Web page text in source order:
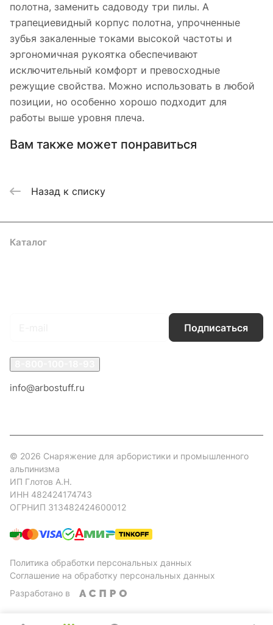
полотна, заменить садоводу три пилы. А
трапециевидный корпус полотна, упрочненные
зубья закаленные токами высокой частоты и
эргономичная рукоятка обеспечивают
исключительный комфорт и превосходные
режущие свойства. Можно использовать в любой
позиции, но особенно хорошо подходит для
работы выше уровня плеча.
Вам также может понравиться
Назад к списку
Каталог
Подписаться
info@arbostuff.ru
© 2026 Снаряжение для арбористики и промышленного
альпинизма
ИП Глотов А.Н.
ИНН 482424174743
ОГРНИП 313482424600012
Политика обработки персональных данных
Соглашение на обработку персональных данных
Разработано в